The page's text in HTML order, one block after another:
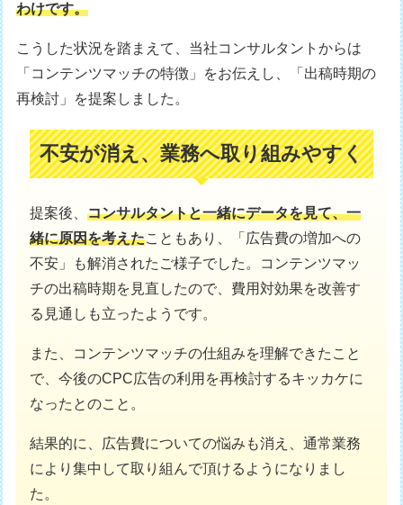
わけです。
こうした状況を踏まえて、当社コンサルタントからは
「コンテンツマッチの特徴」をお伝えし、「出稿時期の
再検討」を提案しました。
不安が消え、業務へ取り組みやすく
提案後、コンサルタントと一緒にデータを見て、一
緒に原因を考えたこともあり、「広告費の増加への
不安」も解消されたご様子でした。コンテンツマッ
チの出稿時期を見直したので、費用対効果を改善す
る見通しも立ったようです。
また、コンテンツマッチの仕組みを理解できたこと
で、今後のCPC広告の利用を再検討するキッカケに
なったとのこと。
結果的に、広告費についての悩みも消え、通常業務
により集中して取り組んで頂けるようになりまし
た。